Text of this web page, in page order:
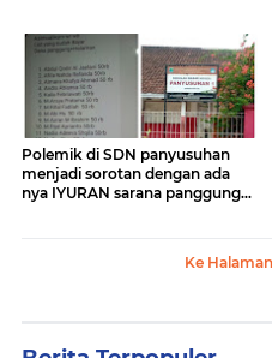
parah dan Amburadul.
Polemik di SDN panyusuhan
menjadi sorotan dengan ada
nya IYURAN sarana panggung
Ke